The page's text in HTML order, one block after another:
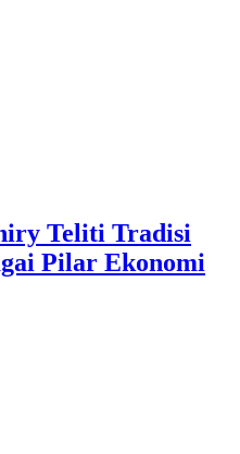
Teliti Tradisi
Pilar Ekonomi